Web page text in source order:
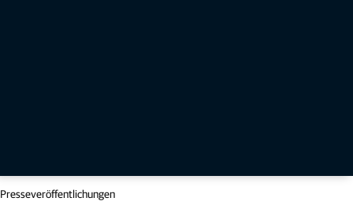
Presseveröffentlichungen